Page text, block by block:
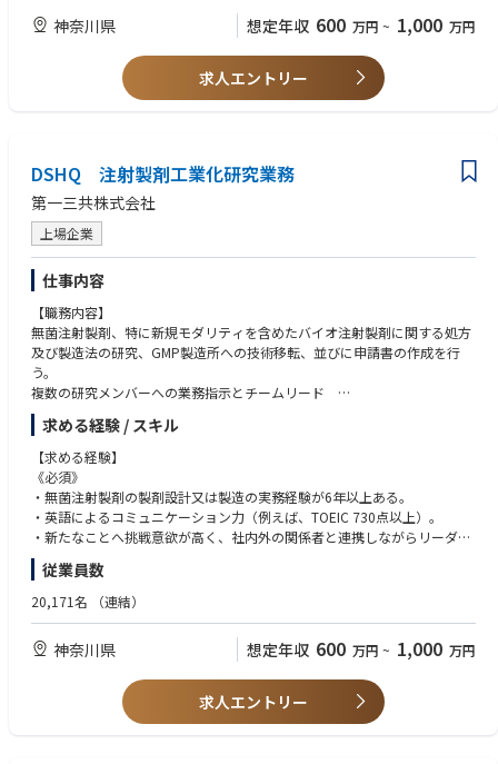
【入社後のキャリアパス】
ロセス設計・設備導入・無菌管理戦略策定・技術移転・実生産支援のリー
ダーとして活躍いただく。
家として会社全体に貢献いただくことを期待する。
・製造現場における逸脱管理・原因究明（根本原因分析）・CAPA対応の
実務経験がある。
・英語によるコミュニケーション能力（例：TOEIC 730点以上、または海
外サイトとの英語折衝経験）。
・新たな課題に積極的に取り組み、社内外の関係者と協力しながらリーダ
含む）
《尚可》
・バイオ医薬品（抗体薬、ADC、タンパク製剤等）の製造プロセス設計ま
たは工業化に関与した経験がある。
・CMC申請資料（プロセスバリデーション、製造方法セクション等）の作
成経験がある。
・海外製造サイトとの技術移転または技術連携の経験がある。
・ICH Q8〜Q12等の品質ガイドラインに関する知識を有している。
・PMDAまたはFDA・EMA査察対応の直接経験
神奈川県 想定年収 600 万円 ~ 1,000 万円
求人エントリー
DSHQ 注射製剤工業化研究業務
第一三共株式会社
上場企業
仕事内容
【職務内容】
無菌注射製剤、特に新規モダリティを含めたバイオ注射製剤に関する処方
及び製造法の研究、GMP製造所への技術移転、並びに申請書の作成を行
う。
複数の研究メンバーへの業務指示とチームリード
【入社後のキャリアパス】
・注射製剤の研究を担当する組織に所属し、処方及び製造法の研究、工業
化研究、技術移転、並びに申請書の作成を行い、注射剤製剤開発のリーダ
ーとして育成する。
・さらに、適性を見据えて、CMCプロジェクトマネージャー、CMC薬事、
品質保証部門及びサプライチェーン部門等で活躍の場を広げ、経験・専門
求める経験 / スキル
【求める経験】
《必須》
・無菌注射製剤の製剤設計又は製造の実務経験が6年以上ある。
・英語によるコミュニケーション力（例えば、TOEIC 730点以上）。
・新たなことへ挑戦意欲が高く、社内外の関係者と連携しながらリーダー
シップを発揮できる、真摯であり誠実な人柄。
・複数名のチームメンバーをリードした経験（プロジェクトリーダー経験
含む）
・(製剤設計経験がある方は)注射製剤の治験薬製造に関与した経験がある
と好ましい。
・CMC開発(申請等)経験（新規モダリティ／バイオ医薬品を含む）があ
・PIC/S（EU) GMP（特にAnnex1、15）等の規制要件に精通している。
従業員数
20,171名 （連結）
神奈川県 想定年収 600 万円 ~ 1,000 万円
求人エントリー